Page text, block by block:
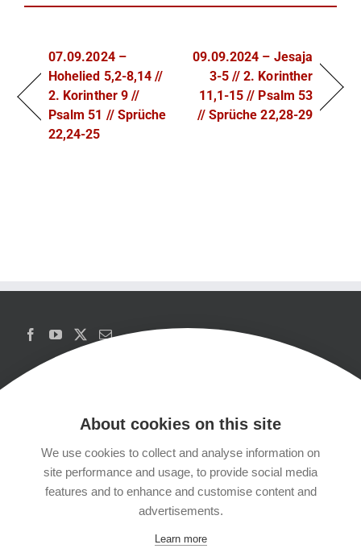
07.09.2024 –
Hohelied 5,2-8,14 //
2. Korinther 9 //
Psalm 51 // Sprüche
22,24-25
09.09.2024 – Jesaja
3-5 // 2. Korinther
11,1-15 // Psalm 53
// Sprüche 22,28-29
Copyrights
Datenschutzerklärung
About cookies on this site
We use cookies to collect and analyse information on
site performance and usage, to provide social media
features and to enhance and customise content and
advertisements.
Learn more